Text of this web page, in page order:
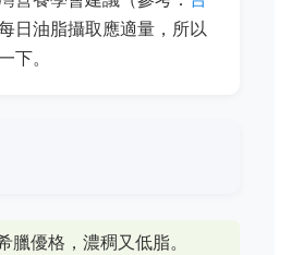
日油脂攝取應適量，所以
下。
臘優格，濃稠又低脂。